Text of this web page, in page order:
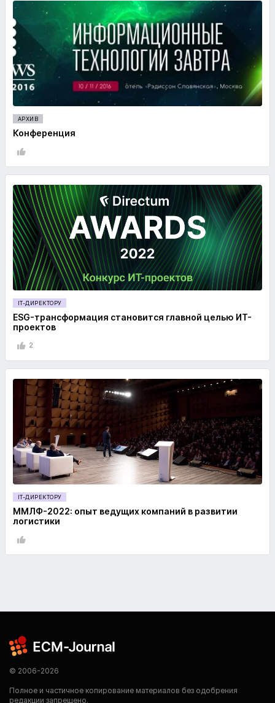
АРХИВ
Конференция
IT-ДИРЕКТОРУ
ESG-трансформация становится главной целью ИТ-
проектов
2
IT-ДИРЕКТОРУ
ММЛФ-2022: опыт ведущих компаний в развитии
логистики
© 2006-2026
Полное и частичное копирование материалов без одобрения
редакции запрещено.